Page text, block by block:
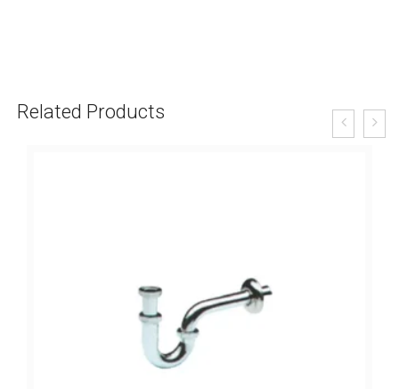
Related Products